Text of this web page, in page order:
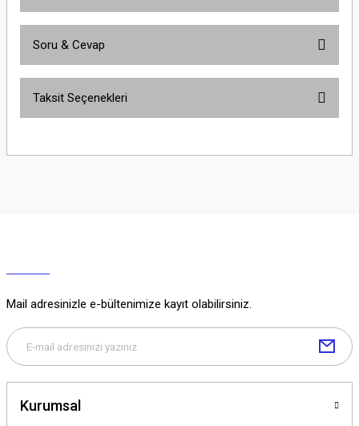
Soru & Cevap
Soru Sor
Taksit Seçenekleri
Mail adresinizle e-bültenimize kayıt olabilirsiniz.
Kurumsal